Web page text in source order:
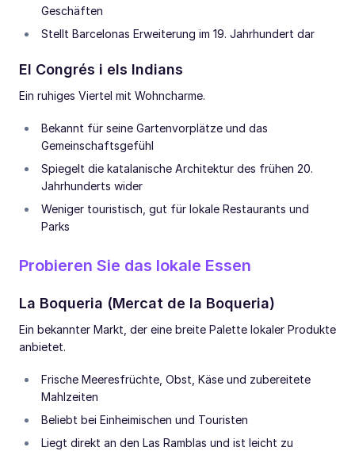
Geschäften
Stellt Barcelonas Erweiterung im 19. Jahrhundert dar
El Congrés i els Indians
Ein ruhiges Viertel mit Wohncharme.
Bekannt für seine Gartenvorplätze und das
Gemeinschaftsgefühl
Spiegelt die katalanische Architektur des frühen 20.
Jahrhunderts wider
Weniger touristisch, gut für lokale Restaurants und
Parks
Probieren Sie das lokale Essen
La Boqueria (Mercat de la Boqueria)
Ein bekannter Markt, der eine breite Palette lokaler Produkte
anbietet.
Frische Meeresfrüchte, Obst, Käse und zubereitete
Mahlzeiten
Beliebt bei Einheimischen und Touristen
Liegt direkt an den Las Ramblas und ist leicht zu